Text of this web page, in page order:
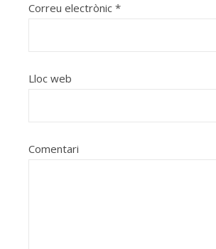
Correu electrònic *
Lloc web
Comentari